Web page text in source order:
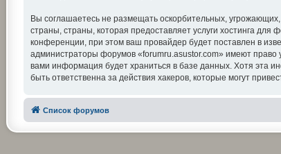
Вы соглашаетесь не размещать оскорбительных,
страны, страны, которая предоставляет услуги хостинга
конференции, при этом ваш провайдер будет поставлен в
администраторы форумов «forumru.asustor.com» имеют право
вами информация будет храниться в базе данных. Хотя эта
быть ответственна за действия хакеров, которые могут
Список форумов